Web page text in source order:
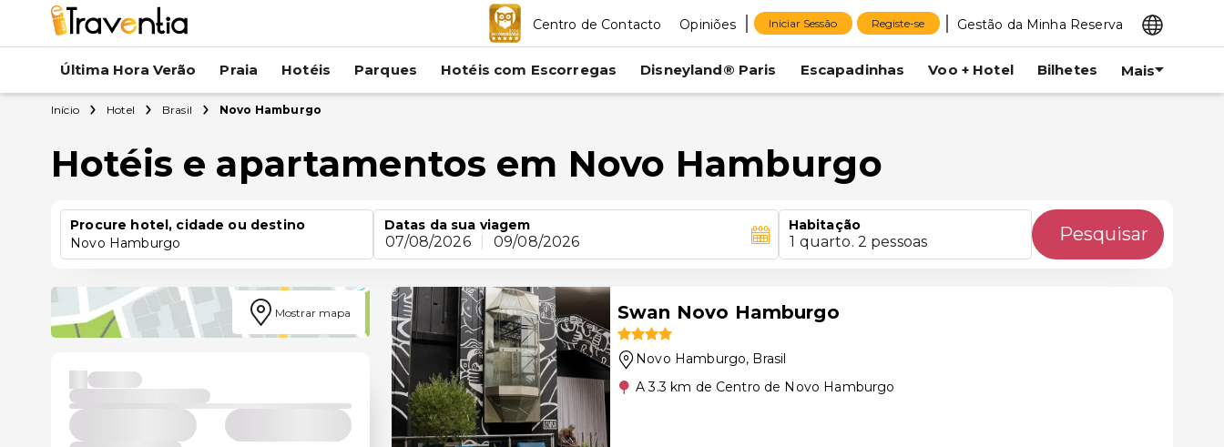
Centro de Contacto Opiniões Iniciar Sessão Registe-se Gestão da Minha Reserva
Última Hora Verão Praia Hotéis Parques Hotéis com Escorregas Disneyland® Paris Escapadinhas Voo + Hotel Bilhetes Mais
Início Hotel Brasil Novo Hamburgo
Hotéis e apartamentos em Novo Hamburgo
Procure hotel, cidade ou destino
Novo Hamburgo
Datas da sua viagem
07/08/2026 09/08/2026
Habitação
1 quarto. 2 pessoas Pesquisar
Mostrar mapa Swan Novo Hamburgo
Novo Hamburgo, Brasil
A 3.3 km de Centro de Novo Hamburgo